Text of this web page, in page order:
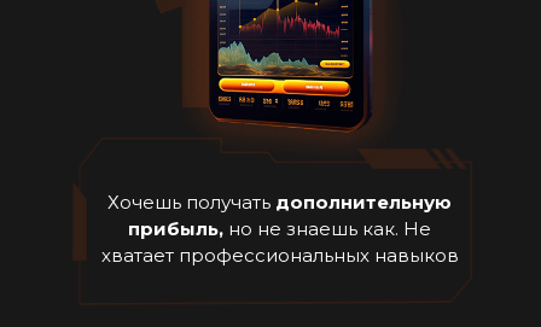
Хочешь получать дополнительную
прибыль, но не знаешь как. Не
хватает профессиональных навыков